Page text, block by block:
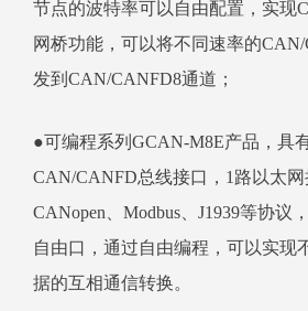
节点的波特率可以自由配置，实现
网桥功能，可以将不同速率的
发到CAN/CANFD8通道；
●可编程系列GCAN-M8E产品，具
CAN/CANFD总线接口，1路以太
CANopen、Modbus、J1939等协议
自由口，通过自由编程，可以实现
据的互相通信转换。